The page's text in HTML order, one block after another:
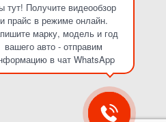
тут! Получите видеообзор
и прайс в режиме онлайн.
марку, модель и год
вашего авто - отправим
в чат WhatsApp